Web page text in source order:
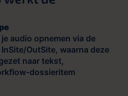
audio opnemen via de
OutSite, waarna deze
naar tekst,
dossieritem